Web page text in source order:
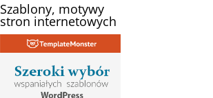
Szablony, motywy
stron internetowych